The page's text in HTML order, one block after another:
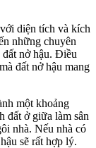
diện tích và kích
những chuyên
đất nở hậu. Điều
đất nở hậu mang
một khoảng
đất ở giữa làm sân
nhà. Nếu nhà có
sẽ rất hợp lý.